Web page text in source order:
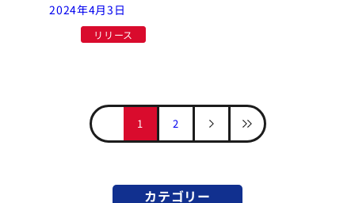
2024年4月3日
リリース
1 2
カテゴリー